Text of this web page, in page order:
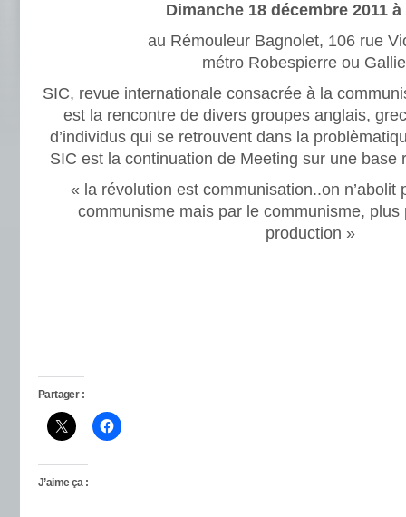
Dimanche 18 décembre 2011 à
au Rémouleur Bagnolet, 106 rue
métro Robespierre ou
SIC, revue internationale consacrée à la
est la rencontre de divers groupes anglais,
d’individus qui se retrouvent dans la
SIC est la continuation de Meeting sur une base
« la révolution est communisation..on n’abolit
communisme mais par le communisme, plus
production »
Partager :
J’aime ça :